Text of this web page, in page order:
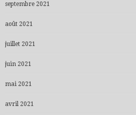
septembre 2021
août 2021
juillet 2021
juin 2021
mai 2021
avril 2021